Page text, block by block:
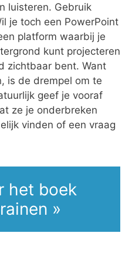
luisteren. Gebruik
je toch een PowerPoint
platform waarbij je
kunt projecteren
zichtbaar bent. Want
is de drempel om te
geef je vooraf
ze je onderbreken
vinden of een vraag
het boek
»